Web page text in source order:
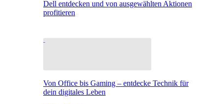
Dell entdecken und von ausgewählten Aktionen
profitieren
Von Office bis Gaming – entdecke Technik für
dein digitales Leben